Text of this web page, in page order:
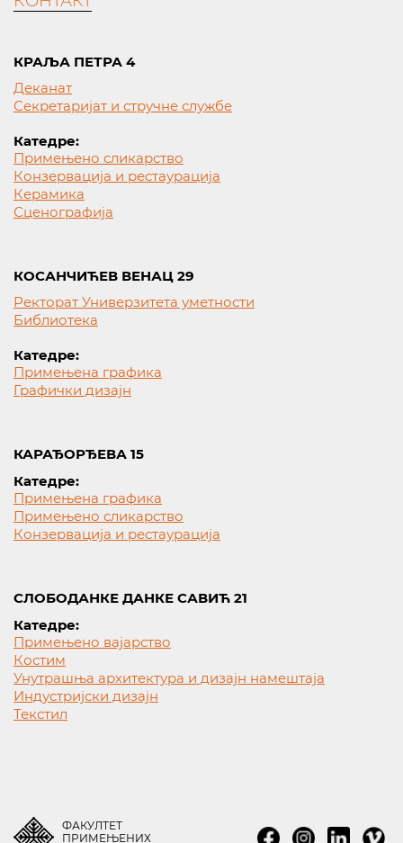
КРАЉА ПЕТРА 4
Деканат
Секретаријат и стручне службе
Катедре:
Примењено сликарство
Конзервација и рестаурација
Керамика
Сценографија
КОСАНЧИЋЕВ ВЕНАЦ 29
Ректорат Универзитета уметности
Библиотека
Катедре:
Примењена графика
Графички дизајн
КАРАЂОРЂЕВА 15
Катедре:
Примењена графика
Примењено сликарство
Конзервација и рестаурација
СЛОБОДАНКЕ ДАНКЕ САВИЋ 21
Катедре:
Примењено вајарство
Костим
Унутрашња архитектура и дизајн намештаја
Индустријски дизајн
Текстил
ФАКУЛТЕТ
ПРИМЕЊЕНИХ